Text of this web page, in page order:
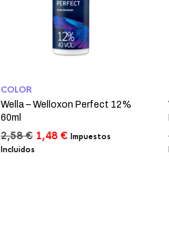
COLOR
Wella – Welloxon Perfect 12%
60ml
2,58€ El
1,48 €ElImpuestos
Incluidos